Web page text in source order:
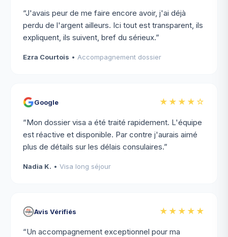
“J'avais peur de me faire encore avoir, j'ai déjà
perdu de l'argent ailleurs. Ici tout est transparent, ils
expliquent, ils suivent, bref du sérieux.”
Ezra Courtois • Accompagnement dossier
Google ★★★★ ☆
“Mon dossier visa a été traité rapidement. L'équipe
est réactive et disponible. Par contre j'aurais aimé
plus de détails sur les délais consulaires.”
Nadia K. • Visa long séjour
Avis Vérifiés ★★★★★
“Un accompagnement exceptionnel pour ma